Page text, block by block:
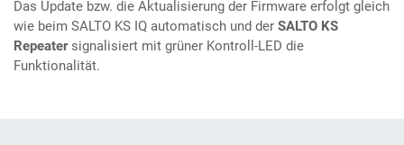
Das Update bzw. die Aktualisierung der Firmware erfolgt gleich
wie beim SALTO KS IQ automatisch und der SALTO KS
Repeater signalisiert mit grüner Kontroll-LED die
Funktionalität.​